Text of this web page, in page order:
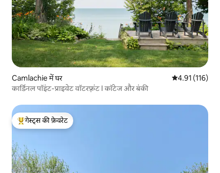
Camlachie में घर औसत रेटिंग 5 में से
4.91 (116)
कार्डिनल पॉइंट-प्राइवेट वॉटरफ़्रंट I कॉटेज और बंकी
गेस्ट्स का टॉप फ़ेवरेट
गेस्ट्स की फ़ेवरेट